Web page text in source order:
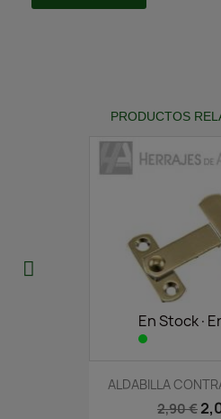
PRODUCTOS
En
ALDABILLA
2,90 €